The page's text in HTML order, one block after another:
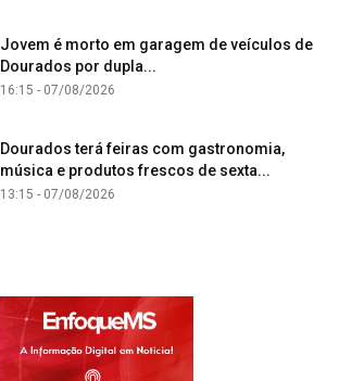
Jovem é morto em garagem de veículos de
Dourados por dupla...
16:15 - 07/08/2026
Dourados terá feiras com gastronomia,
música e produtos frescos de sexta...
13:15 - 07/08/2026